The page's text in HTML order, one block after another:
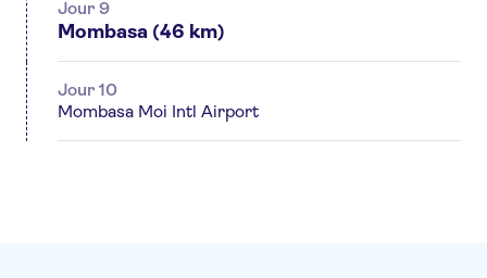
Jour 9
Mombasa (46 km)
Jour 10
Mombasa Moi Intl Airport